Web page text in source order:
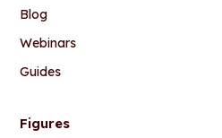
Blog
Webinars
Guides
Figures